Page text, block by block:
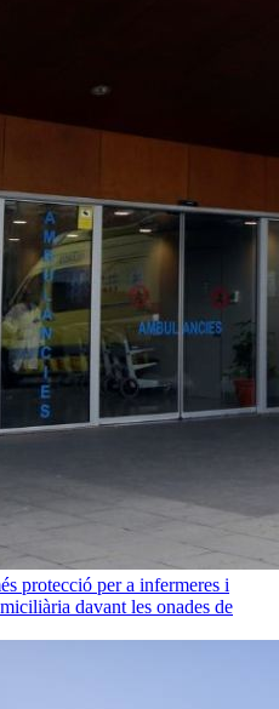
protecció per a infermeres i
davant les onades de